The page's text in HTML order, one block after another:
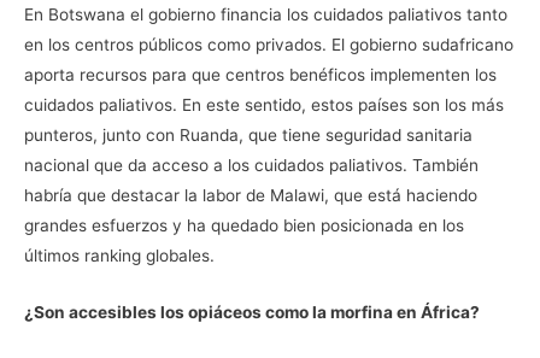
En Botswana el gobierno financia los cuidados paliativos tanto
en los centros públicos como privados. El gobierno sudafricano
aporta recursos para que centros benéficos implementen los
cuidados paliativos. En este sentido, estos países son los más
punteros, junto con Ruanda, que tiene seguridad sanitaria
nacional que da acceso a los cuidados paliativos. También
habría que destacar la labor de Malawi, que está haciendo
grandes esfuerzos y ha quedado bien posicionada en los
últimos ranking globales.
¿Son accesibles los opiáceos como la morfina en África?